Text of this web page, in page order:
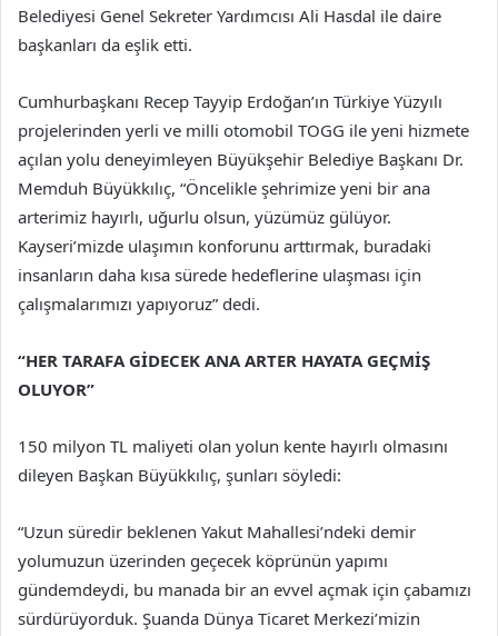
Belediyesi Genel Sekreter Yardımcısı Ali Hasdal ile daire
başkanları da eşlik etti.
Cumhurbaşkanı Recep Tayyip Erdoğan’ın Türkiye Yüzyılı
projelerinden yerli ve milli otomobil TOGG ile yeni hizmete
açılan yolu deneyimleyen Büyükşehir Belediye Başkanı Dr.
Memduh Büyükkılıç, “Öncelikle şehrimize yeni bir ana
arterimiz hayırlı, uğurlu olsun, yüzümüz gülüyor.
Kayseri’mizde ulaşımın konforunu arttırmak, buradaki
insanların daha kısa sürede hedeflerine ulaşması için
çalışmalarımızı yapıyoruz” dedi.
“HER TARAFA GİDECEK ANA ARTER HAYATA GEÇMİŞ
OLUYOR”
150 milyon TL maliyeti olan yolun kente hayırlı olmasını
dileyen Başkan Büyükkılıç, şunları söyledi:
“Uzun süredir beklenen Yakut Mahallesi’ndeki demir
yolumuzun üzerinden geçecek köprünün yapımı
gündemdeydi, bu manada bir an evvel açmak için çabamızı
sürdürüyorduk. Şuanda Dünya Ticaret Merkezi’mizin